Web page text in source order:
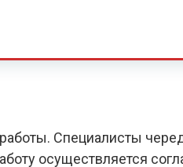
Специалисты
осуществляется